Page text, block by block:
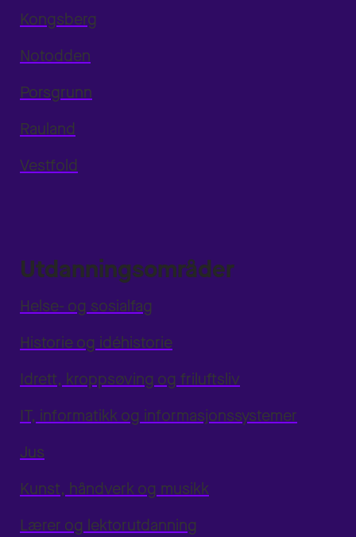
Kongsberg
Notodden
Porsgrunn
Rauland
Vestfold
Utdanningsområder
Helse- og sosialfag
Historie og idéhistorie
Idrett, kroppsøving og friluftsliv
IT, informatikk og informasjonssystemer
Jus
Kunst, håndverk og musikk
Lærer og lektorutdanning